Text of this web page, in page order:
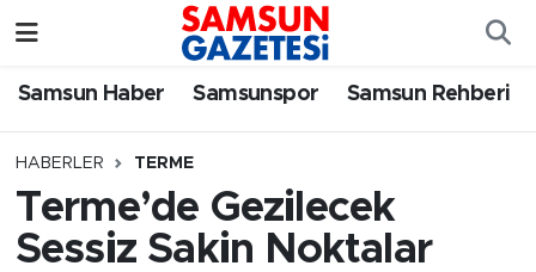
Samsun Haber Samsunspor Samsun Rehberi
HABERLER TERME
Terme’de Gezilecek
Sessiz Sakin Noktalar
Samsun Haber
Samsun Rehberi
Samsun Nöbetçi Eczaneler
SAMSUN Namaz Vakitleri